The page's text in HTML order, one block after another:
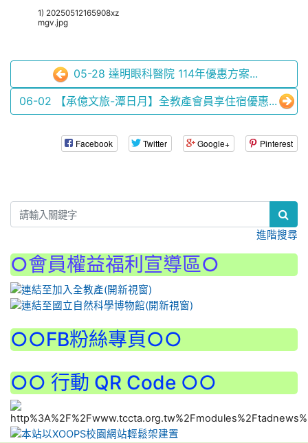
1) 20250512165908xz
mgv.jpg
05-28 達明眼科醫院 114年優惠方案...
06-02 【承億文旅-潭日月】全教產會員享住宿優惠...
Facebook Twitter Google+ Pinterest
進階搜尋
○會員權益福利宣導區○
○○FB粉絲專頁○○
○○ 行動 QR Code ○○